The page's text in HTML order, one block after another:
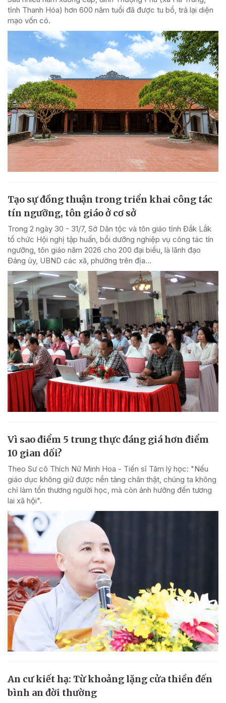
tỉnh Thanh Hóa) hơn 600 năm tuổi đã được tu bổ, trả lại diện
mạo vốn có.
Tạo sự đồng thuận trong triển khai công tác
tín ngưỡng, tôn giáo ở cơ sở
Trong 2 ngày 30 - 31/7, Sở Dân tộc và tôn giáo tỉnh Đắk Lắk
tổ chức Hội nghị tập huấn, bồi dưỡng nghiệp vụ công tác tín
ngưỡng, tôn giáo năm 2026 cho 200 đại biểu, là lãnh đạo
Đảng ủy, UBND các xã, phường trên địa...
Vì sao điểm 5 trung thực đáng giá hơn điểm
10 gian dối?
Theo Sư cô Thích Nữ Minh Hoa - Tiến sĩ Tâm lý học: "Nếu
giáo dục không giữ được nền tảng chân thật, chúng ta không
chỉ làm tổn thương người học, mà còn ảnh hưởng đến tương
lai xã hội".
An cư kiết hạ: Từ khoảng lặng cửa thiền đến
bình an đời thường